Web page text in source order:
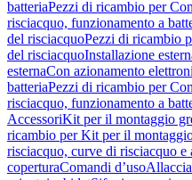
batteriaPezzi di ricambio per
risciacquo, funzionamento a
del risciacquoPezzi di ricambio
del risciacquoInstallazione
esternaCon azionamento
batteriaPezzi di ricambio per
risciacquo, funzionamento a
AccessoriKit per il montaggio
ricambio per Kit per il
risciacquo, curve di risciacquo e
coperturaComandi d’uso